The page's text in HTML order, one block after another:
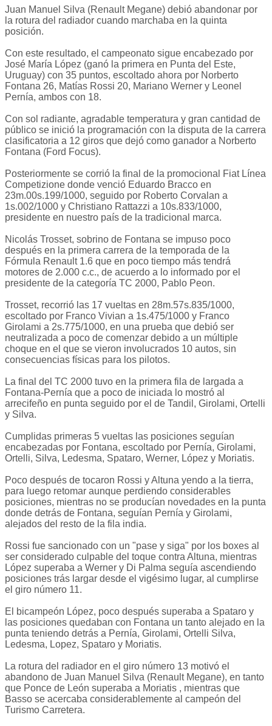
Juan Manuel Silva (Renault Megane) debió abandonar por
la rotura del radiador cuando marchaba en la quinta
posición.
Con este resultado, el campeonato sigue encabezado por
José María López (ganó la primera en Punta del Este,
Uruguay) con 35 puntos, escoltado ahora por Norberto
Fontana 26, Matías Rossi 20, Mariano Werner y Leonel
Pernía, ambos con 18.
Con sol radiante, agradable temperatura y gran cantidad de
público se inició la programación con la disputa de la carrera
clasificatoria a 12 giros que dejó como ganador a Norberto
Fontana (Ford Focus).
Posteriormente se corrió la final de la promocional Fiat Línea
Competizione donde venció Eduardo Bracco en
23m.00s.199/1000, seguido por Roberto Corvalan a
1s.002/1000 y Christiano Rattazzi a 10s.833/1000,
presidente en nuestro país de la tradicional marca.
Nicolás Trosset, sobrino de Fontana se impuso poco
después en la primera carrera de la temporada de la
Fórmula Renault 1.6 que en poco tiempo más tendrá
motores de 2.000 c.c., de acuerdo a lo informado por el
presidente de la categoría TC 2000, Pablo Peon.
Trosset, recorrió las 17 vueltas en 28m.57s.835/1000,
escoltado por Franco Vivian a 1s.475/1000 y Franco
Girolami a 2s.775/1000, en una prueba que debió ser
neutralizada a poco de comenzar debido a un múltiple
choque en el que se vieron involucrados 10 autos, sin
consecuencias físicas para los pilotos.
La final del TC 2000 tuvo en la primera fila de largada a
Fontana-Pernía que a poco de iniciada lo mostró al
arrecifeño en punta seguido por el de Tandil, Girolami, Ortelli
y Silva.
Cumplidas primeras 5 vueltas las posiciones seguían
encabezadas por Fontana, escoltado por Pernía, Girolami,
Ortelli, Silva, Ledesma, Spataro, Werner, López y Moriatis.
Poco después de tocaron Rossi y Altuna yendo a la tierra,
para luego retomar aunque perdiendo considerables
posiciones, mientras no se producían novedades en la punta
donde detrás de Fontana, seguían Pernía y Girolami,
alejados del resto de la fila india.
Rossi fue sancionado con un "pase y siga" por los boxes al
ser considerado culpable del toque contra Altuna, mientras
López superaba a Werner y Di Palma seguía ascendiendo
posiciones trás largar desde el vigésimo lugar, al cumplirse
el giro número 11.
El bicampeón López, poco después superaba a Spataro y
las posiciones quedaban con Fontana un tanto alejado en la
punta teniendo detrás a Pernía, Girolami, Ortelli Silva,
Ledesma, Lopez, Spataro y Moriatis.
La rotura del radiador en el giro número 13 motivó el
abandono de Juan Manuel Silva (Renault Megane), en tanto
que Ponce de León superaba a Moriatis , mientras que
Basso se acercaba considerablemente al campeón del
Turismo Carretera.